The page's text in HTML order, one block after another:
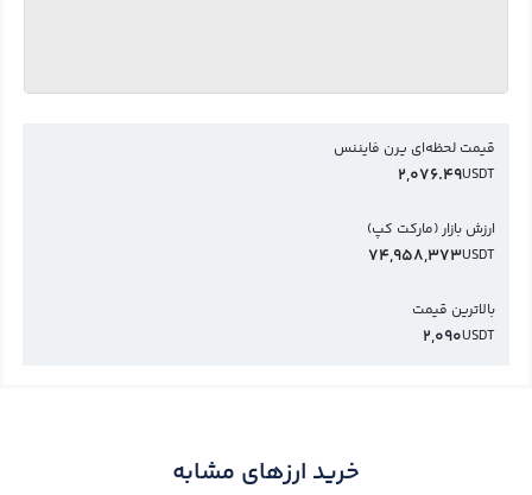
قیمت لحظه‌ای یرن فایننس
USDT
2,076.49
ارزش بازار (مارکت کپ)
USDT
74,958,373
بالاترین قیمت
USDT
2,090
خرید ارزهای مشابه